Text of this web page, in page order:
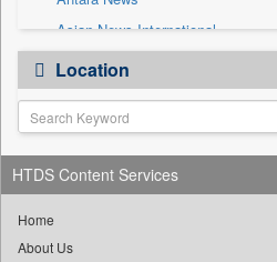
Asian News International
Astro Devam
Australian Government News
Autox
Bis Research
Bana Africa Gossips
Bang Gaming
Location
HTDS Content Services
Home
About Us